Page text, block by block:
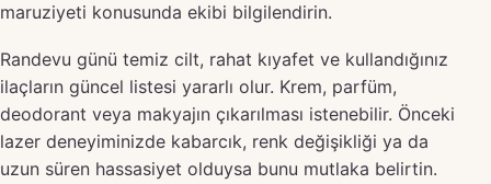
maruziyeti konusunda ekibi bilgilendirin.
Randevu günü temiz cilt, rahat kıyafet ve kullandığınız
ilaçların güncel listesi yararlı olur. Krem, parfüm,
deodorant veya makyajın çıkarılması istenebilir. Önceki
lazer deneyiminizde kabarcık, renk değişikliği ya da
uzun süren hassasiyet olduysa bunu mutlaka belirtin.